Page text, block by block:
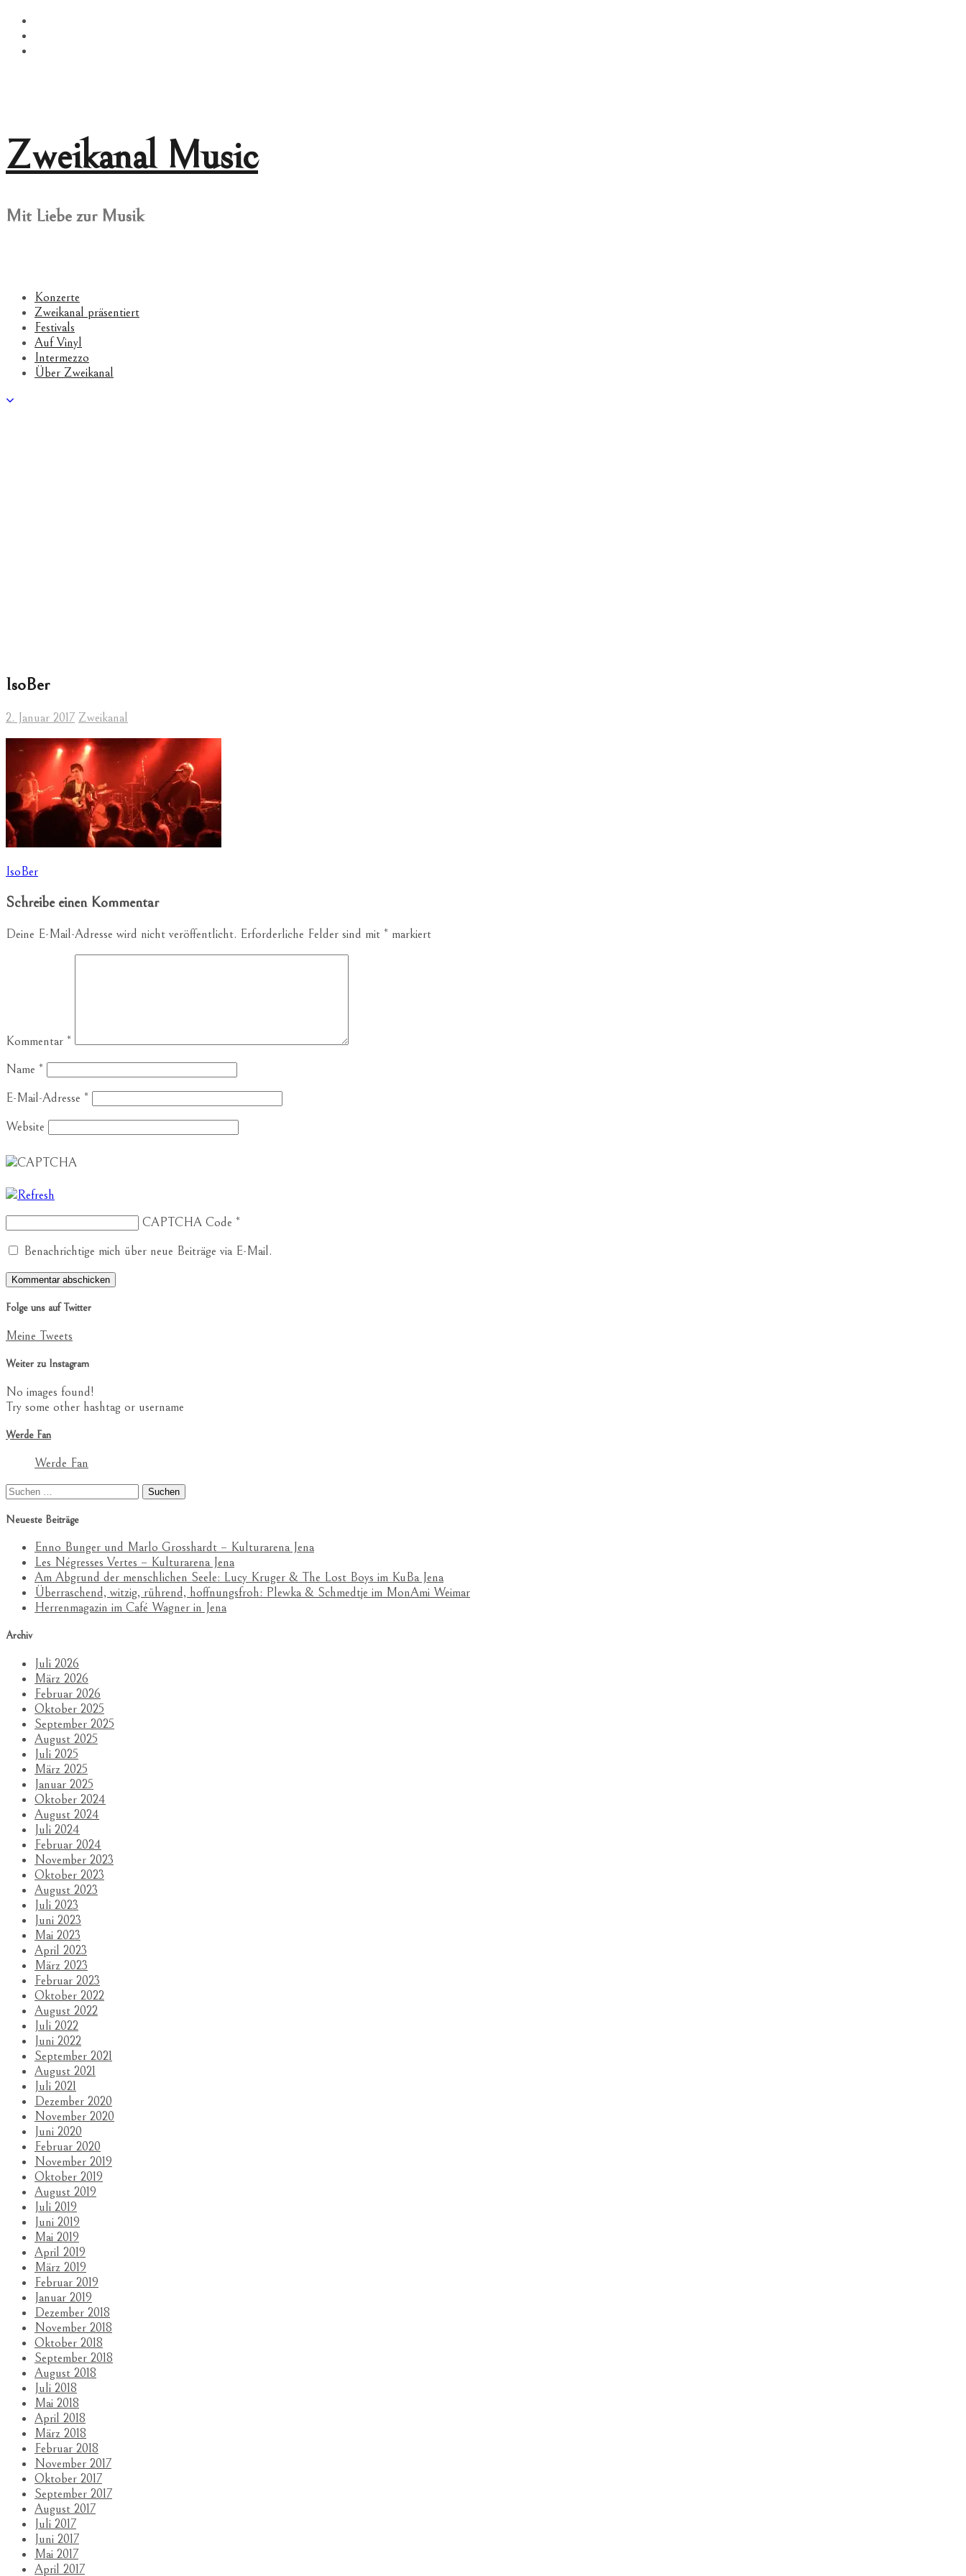
Springe
zum
Inhalt
Zweikanal Music
Mit Liebe zur Musik
Konzerte
Zweikanal präsentiert
Festivals
Auf Vinyl
Intermezzo
Über Zweikanal
IsoBer
2. Januar 2017 Zweikanal
Beitragsnavigation
IsoBer
Schreibe einen Kommentar
Deine E-Mail-Adresse wird nicht veröffentlicht. Erforderliche Felder sind mit * markiert
Kommentar *
Name *
E-Mail-Adresse *
Website
CAPTCHA Code *
Benachrichtige mich über neue Beiträge via E-Mail.
Folge uns auf Twitter
Meine Tweets
Weiter zu Instagram
No images found!
Try some other hashtag or username
Werde Fan
Werde Fan
Suchen
Neueste Beiträge
Enno Bunger und Marlo Grosshardt – Kulturarena Jena
Les Négresses Vertes – Kulturarena Jena
Am Abgrund der menschlichen Seele: Lucy Kruger & The Lost Boys im KuBa Jena
Überraschend, witzig, rührend, hoffnungsfroh: Plewka & Schmedtje im MonAmi Weimar
Herrenmagazin im Café Wagner in Jena
Archiv
Juli 2026
März 2026
Februar 2026
Oktober 2025
September 2025
August 2025
Juli 2025
März 2025
Januar 2025
Oktober 2024
August 2024
Juli 2024
Februar 2024
November 2023
Oktober 2023
August 2023
Juli 2023
Juni 2023
Mai 2023
April 2023
März 2023
Februar 2023
Oktober 2022
August 2022
Juli 2022
Juni 2022
September 2021
August 2021
Juli 2021
Dezember 2020
November 2020
Juni 2020
Februar 2020
November 2019
Oktober 2019
August 2019
Juli 2019
Juni 2019
Mai 2019
April 2019
März 2019
Februar 2019
Januar 2019
Dezember 2018
November 2018
Oktober 2018
September 2018
August 2018
Juli 2018
Mai 2018
April 2018
März 2018
Februar 2018
November 2017
Oktober 2017
September 2017
August 2017
Juli 2017
Juni 2017
Mai 2017
April 2017